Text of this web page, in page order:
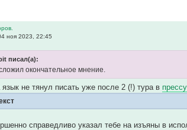
ноя 2023, 22:45
писал(а):
окончательное мнение.
язык не тянул писать уже после 2 (!) тура в
справедливо указал тебе на изъяны в